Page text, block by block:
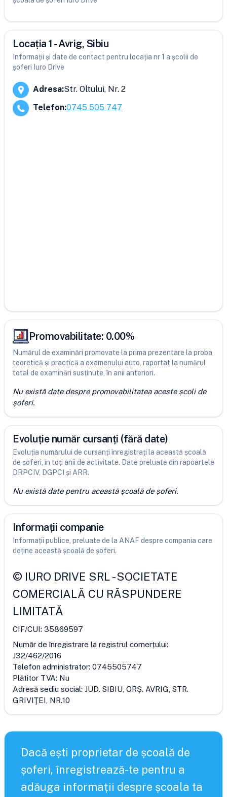
Locația 1 - Avrig, Sibiu
Informații și date de contact pentru locația nr 1 a școlii de
șoferi Iuro Drive
Adresa:Str. Oltului, Nr. 2
Telefon:0745 505 747
Promovabilitate: 0.00%
Numărul de examinări promovate la prima prezentare la proba
teoretică și practică a examenului auto, raportat la numărul
total de examinări susținute, în anii anteriori.
Nu există date despre promovabilitatea aceste școli de
șoferi.
Evoluție număr cursanți (fără date)
Evoluția numărului de cursanți înregistrați la această școală
de șoferi, în toți anii de activitate. Date preluate din rapoartele
DRPCIV, DGPCI și ARR.
Nu există date pentru această școală de șoferi.
Informații companie
Informații publice, preluate de la ANAF despre compania care
deține această școală de șoferi.
© IURO DRIVE SRL-SOCIETATE
COMERCIALĂ CU RĂSPUNDERE
LIMITATĂ
CIF/CUI: 35869597
Număr de înregistrare la registrul comerțului:
J32/462/2016
Telefon administrator: 0745505747
Plătitor TVA: Nu
Adresă sediu social: JUD. SIBIU, ORŞ. AVRIG, STR.
GRIVIŢEI, NR.10
Dacă ești proprietar de școală de
șoferi, înregistrează-te pentru a
adăuga informații despre școala ta